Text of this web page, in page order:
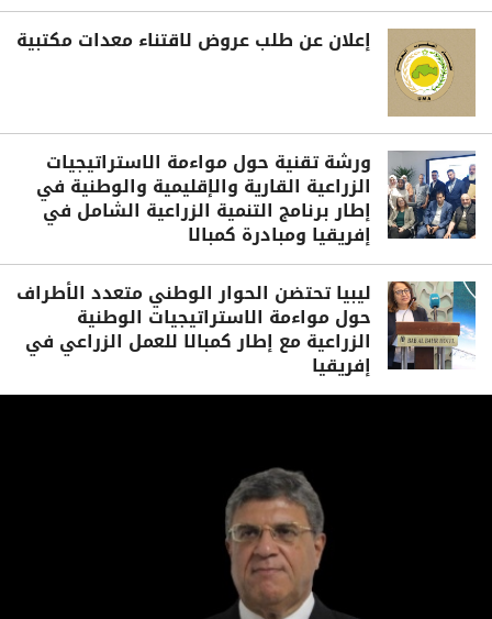
إعلان عن طلب عروض لاقتناء معدات مكتبية
ورشة تقنية حول مواءمة الاستراتيجيات
الزراعية القارية والإقليمية والوطنية في
إطار برنامج التنمية الزراعية الشامل في
إفريقيا ومبادرة كمبالا
ليبيا تحتضن الحوار الوطني متعدد الأطراف
حول مواءمة الاستراتيجيات الوطنية
الزراعية مع إطار كمبالا للعمل الزراعي في
إفريقيا